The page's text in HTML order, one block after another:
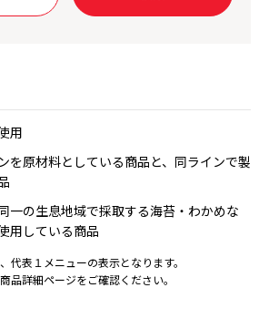
用
を原材料としている商品と、同ラインで製
一の生息地域で採取する海苔・わかめな
用している商品
表１メニューの表示となります。
品詳細ページをご確認ください。